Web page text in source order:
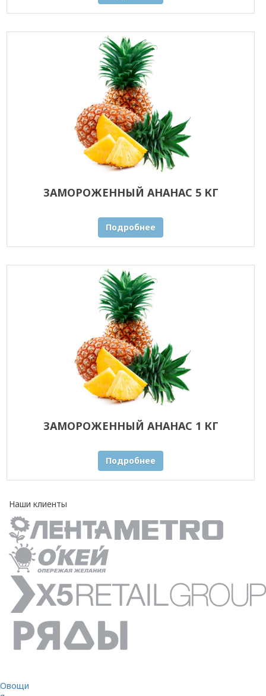
ЗАМОРОЖЕННЫЙ АНАНАС 5 КГ
Подробнее
ЗАМОРОЖЕННЫЙ АНАНАС 1 КГ
Подробнее
Наши клиенты
Овощи